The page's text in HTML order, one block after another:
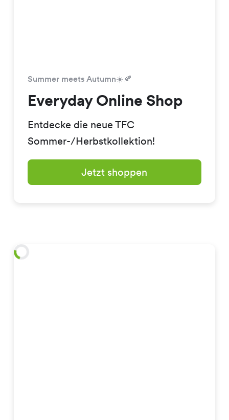
Summer meets Autumn☀️🍂
Everyday Online Shop
Entdecke die neue TFC
Sommer-/Herbstkollektion!
Jetzt shoppen